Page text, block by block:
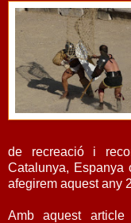
de recreació i
Catalunya, Espanya
afegirem aquest any
Amb aquest